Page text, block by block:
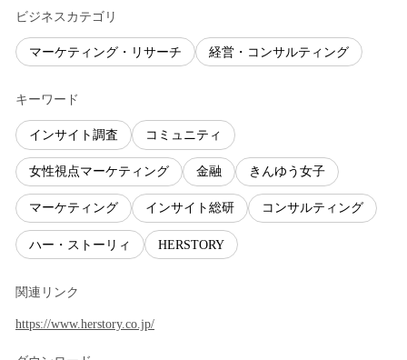
ビジネスカテゴリ
マーケティング・リサーチ 経営・コンサルティング
キーワード
インサイト調査 コミュニティ
女性視点マーケティング 金融 きんゆう女子
マーケティング インサイト総研 コンサルティング
ハー・ストーリィ HERSTORY
関連リンク
https://www.herstory.co.jp/